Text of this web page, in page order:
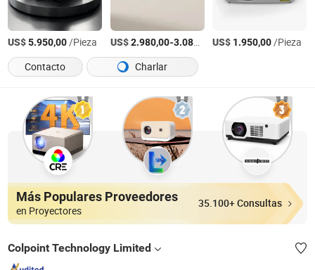
US$5.950,00/Pieza US$2.980,00-3.080,00 /Pieza
US$ 1.950,00/Pieza
Contacto
Charlar
Más Populares Proveedores
en Proyectores
35.100+ Consultas
Colpoint Technology Limited